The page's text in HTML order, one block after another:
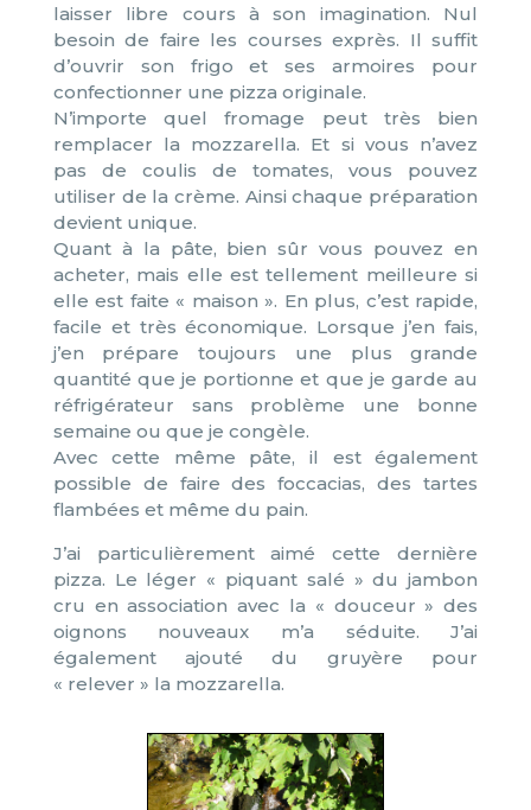
laisser libre cours à son imagination. Nul
besoin de faire les courses exprès. Il suffit
d’ouvrir son frigo et ses armoires pour
confectionner une pizza originale.
N’importe quel fromage peut très bien
remplacer la mozzarella. Et si vous n’avez
pas de coulis de tomates, vous pouvez
utiliser de la crème. Ainsi chaque préparation
devient unique.
Quant à la pâte, bien sûr vous pouvez en
acheter, mais elle est tellement meilleure si
elle est faite « maison ». En plus, c’est rapide,
facile et très économique. Lorsque j’en fais,
j’en prépare toujours une plus grande
quantité que je portionne et que je garde au
réfrigérateur sans problème une bonne
semaine ou que je congèle.
Avec cette même pâte, il est également
possible de faire des foccacias, des tartes
flambées et même du pain.
J’ai particulièrement aimé cette dernière
pizza. Le léger « piquant salé » du jambon
cru en association avec la « douceur » des
oignons nouveaux m’a séduite. J’ai
également ajouté du gruyère pour
« relever » la mozzarella.